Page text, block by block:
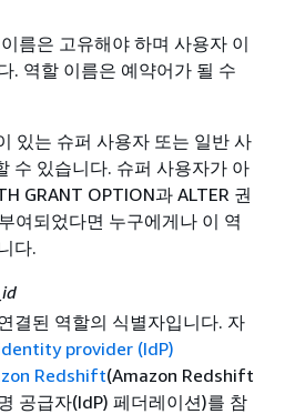
름은 고유해야 하며 사용자 이
. 역할 이름은 예약어가 될 수
있는 슈퍼 사용자 또는 일반 사
수 있습니다. 슈퍼 사용자가 아
GRANT OPTION과 ALTER 권
여되었다면 누구에게나 이 역
다.
결된 역할의 식별자입니다. 자
provider (IdP)
Redshift(Amazon Redshift
공급자(IdP) 페더레이션)를 참